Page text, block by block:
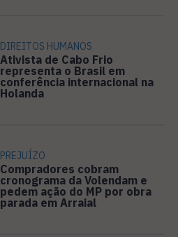
DIREITOS HUMANOS
Ativista de Cabo Frio
representa o Brasil em
conferência internacional na
Holanda
PREJUÍZO
Compradores cobram
cronograma da Volendam e
pedem ação do MP por obra
parada em Arraial